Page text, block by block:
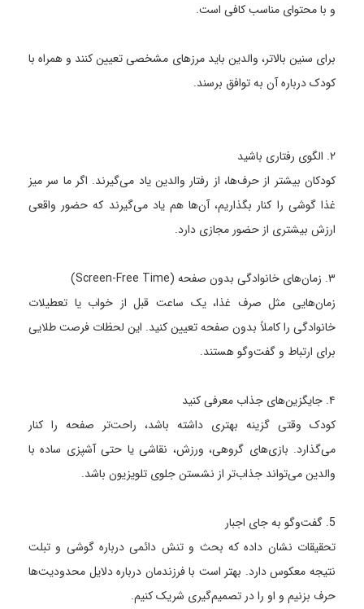
و با محتوای مناسب کافی است.
برای سنین بالاتر، والدین باید مرزهای مشخصی تعیین کنند و همراه با
کودک درباره آن به توافق برسند.
۲. الگوی رفتاری باشید
کودکان بیشتر از حرف‌ها، از رفتار والدین یاد می‌گیرند. اگر ما سر میز
غذا گوشی را کنار بگذاریم، آن‌ها هم یاد می‌گیرند که حضور واقعی
ارزش بیشتری از حضور مجازی دارد.
۳. زمان‌های خانوادگی بدون صفحه (Screen-Free Time)
زمان‌هایی مثل صرف غذا، یک ساعت قبل از خواب یا تعطیلات
خانوادگی را کاملاً بدون صفحه تعیین کنید. این لحظات فرصت طلایی
برای ارتباط و گفت‌وگو هستند.
۴. جایگزین‌های جذاب معرفی کنید
کودک وقتی گزینه بهتری داشته باشد، راحت‌تر صفحه را کنار
می‌گذارد. بازی‌های گروهی، ورزش، نقاشی یا حتی آشپزی ساده با
والدین می‌تواند جذاب‌تر از نشستن جلوی تلویزیون باشد.
5. گفت‌وگو به جای اجبار
تحقیقات نشان داده که بحث و تنش دائمی درباره گوشی و تبلت
نتیجه معکوس دارد. بهتر است با فرزندمان درباره دلایل محدودیت‌ها
حرف بزنیم و او را در تصمیم‌گیری شریک کنیم.